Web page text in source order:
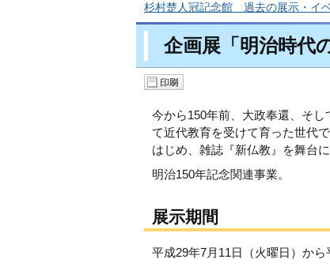
杉村楚人冠記念館 過去の展示・イ
企画展「明治時代
今から150年前、大政奉還、そ
て近代教育を受けて育った世代
はじめ、雑誌『新仏教』を舞台
明治150年記念関連事業。
展示期間
平成29年7月11日（火曜日）から